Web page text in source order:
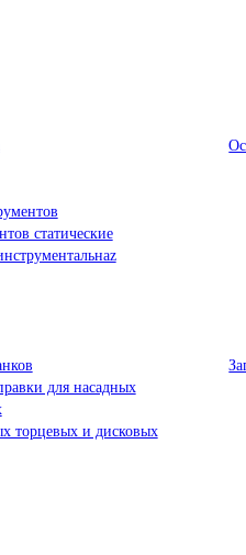
статические
для насадных
торцевых и дисковых